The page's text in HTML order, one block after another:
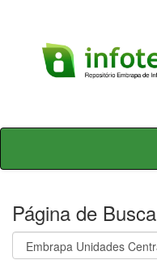
Skip
Página de Busca